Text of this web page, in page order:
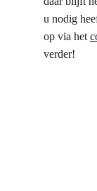
u nodig
op via het
verder!